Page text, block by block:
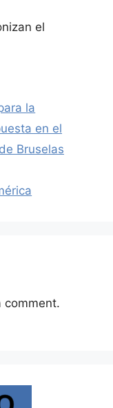
el
la
en el
Bruselas
comment.